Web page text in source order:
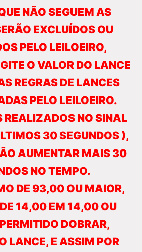
NÃO SEGUEM AS
EXCLUÍDOS OU
PELO LEILOEIRO,
O VALOR DO LANCE
REGRAS DE LANCES
PELO LEILOEIRO.
REALIZADOS NO SINAL
30 SEGUNDOS ),
AUMENTAR MAIS 30
NO TEMPO.
DE 93,00 OU MAIOR,
14,00 EM 14,00 OU
DOBRAR,
LANCE, E ASSIM POR